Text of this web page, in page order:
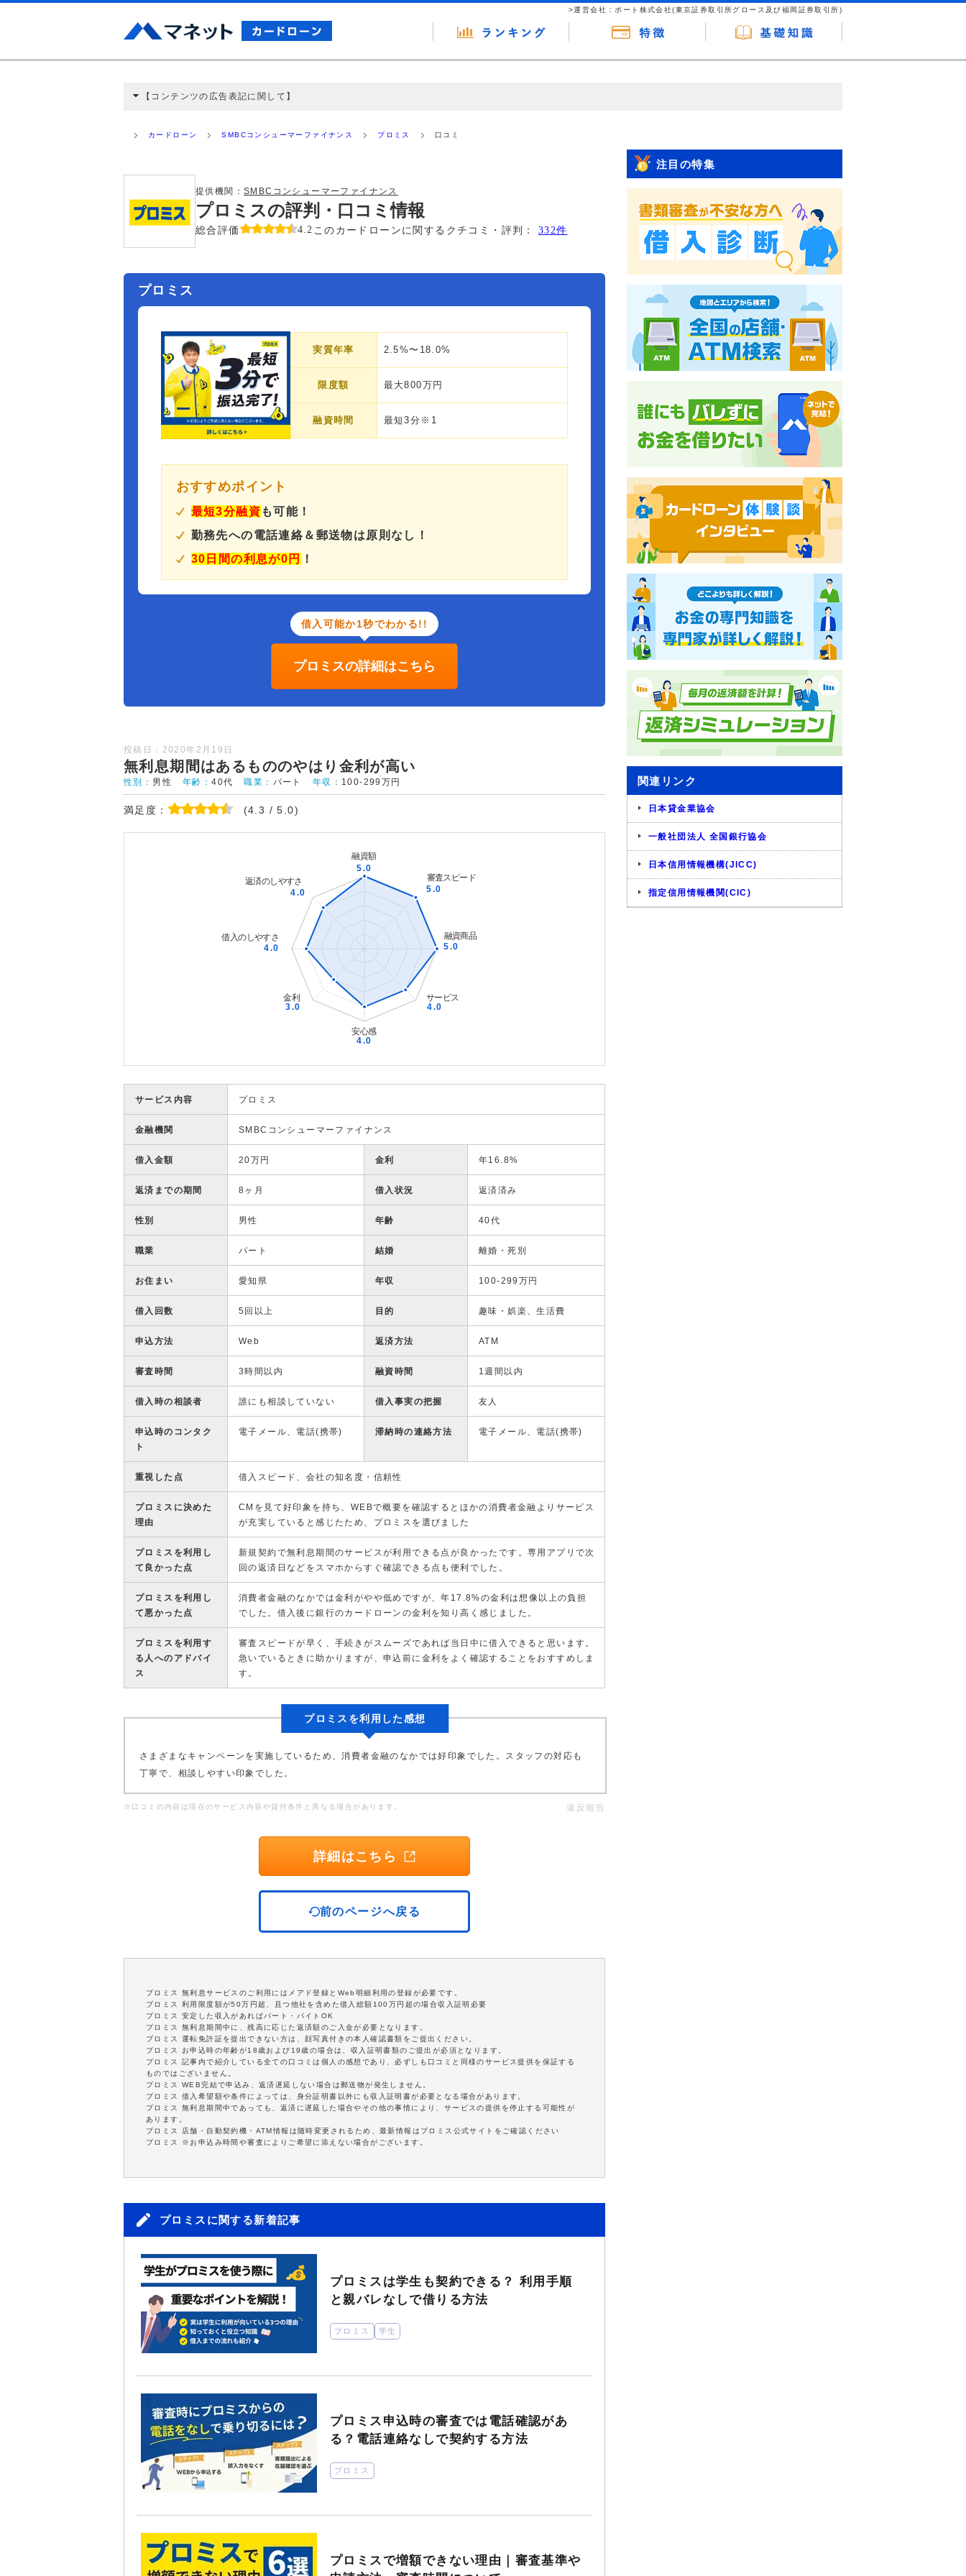
>運営会社：ポート株式会社(東京証券取引所グロース及び福岡証券取引所)
【コンテンツの広告表記に関して】
ミ収集などに基づき、公平性を担保した情報提供を行っています。
カードローン SMBCコンシューマーファイナンス プロミス 口コミ
提供機関： SMBCコンシューマーファイナンス
プロミスの評判・口コミ情報
総合評価 4.2 このカードローンに関するクチコミ・評判： 332件
プロミス
実質年率 2.5%〜18.0%
限度額 最大800万円
融資時間 最短3分※1
おすすめポイント
最短3分融資 も可能！
勤務先への電話連絡＆郵送物は原則なし！
30日間の利息が0円
！
借入可能か1秒でわかる!!
プロミスの詳細はこちら
投稿日：2020年2月19日
無利息期間はあるもののやはり金利が高い
性別： 男性 年齢：40代 職業： パート 年収： 100-299万円
満足度： (4.3 / 5.0)
サービス内容 プロミス
金融機関 SMBCコンシューマーファイナンス
借入金額 20万円 金利 年16.8%
返済までの期間 8ヶ月 借入状況 返済済み
性別 男性 年齢 40代
職業 パート 結婚 離婚・死別
お住まい 愛知県 年収 100-299万円
借入回数 5回以上 目的 趣味・娯楽、生活費
申込方法 Web 返済方法 ATM
審査時間 3時間以内 融資時間 1週間以内
借入時の相談者 誰にも相談していない 借入事実の把握 友人
申込時のコンタク
ト
電子メール、電話(携帯) 滞納時の連絡方法 電子メール、電話(携帯)
重視した点 借入スピード、会社の知名度・信頼性
プロミスに決めた
理由
CMを見て好印象を持ち、WEBで概要を確認するとほかの消費者金融よりサービス
が充実していると感じたため、プロミスを選びました
プロミスを利用し
て良かった点
新規契約で無利息期間のサービスが利用できる点が良かったです。専用アプリで次
回の返済日などをスマホからすぐ確認できる点も便利でした。
プロミスを利用し
て悪かった点
消費者金融のなかでは金利がやや低めですが、年17.8%の金利は想像以上の負担
でした。借入後に銀行のカードローンの金利を知り高く感じました。
プロミスを利用す
る人へのアドバイ
ス
審査スピードが早く、手続きがスムーズであれば当日中に借入できると思います。
急いでいるときに助かりますが、申込前に金利をよく確認することをおすすめしま
す。
プロミスを利用した感想
さまざまなキャンペーンを実施しているため、消費者金融のなかでは好印象でした。スタッフの対応も
丁寧で、相談しやすい印象でした。
※口コミの内容は現在のサービス内容や貸付条件と異なる場合があります。 違反報告
詳細はこちら
前のページへ戻る
プロミス 無利息サービスのご利用にはメアド登録とWeb明細利用の登録が必要です。
プロミス 利用限度額が50万円超、且つ他社を含めた借入総額100万円超の場合収入証明必要
プロミス 安定した収入があればパート・バイトOK
プロミス 無利息期間中に、残高に応じた返済額のご入金が必要となります。
プロミス 運転免許証を提出できない方は、顔写真付きの本人確認書類をご提出ください。
プロミス お申込時の年齢が18歳および19歳の場合は、収入証明書類のご提出が必須となります。
プロミス 記事内で紹介している全ての口コミは個人の感想であり、必ずしも口コミと同様のサービス提供を保証する
ものではございません。
プロミス WEB完結で申込み、返済遅延しない場合は郵送物が発生しません。
プロミス 借入希望額や条件によっては、身分証明書以外にも収入証明書が必要となる場合があります。
プロミス 無利息期間中であっても、返済に遅延した場合やその他の事情により、サービスの提供を停止する可能性が
あります。
プロミス 店舗・自動契約機・ATM情報は随時変更されるため、最新情報はプロミス公式サイトをご確認ください
プロミス ※お申込み時間や審査によりご希望に添えない場合がございます。
プロミスに関する新着記事
プロミスは学生も契約できる？ 利用手順
と親バレなしで借りる方法
プロミス 学生
プロミス申込時の審査では電話確認があ
る？電話連絡なしで契約する方法
プロミス
プロミスで増額できない理由｜審査基準や
注目の特集
関連リンク
日本貸金業協会
一般社団法人 全国銀行協会
日本信用情報機構(JICC)
指定信用情報機関(CIC)